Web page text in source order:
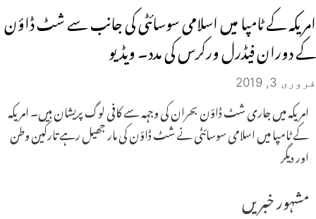
امریکہ کے ٹامپا میں اسلامی سوسائٹی کی جانب سے شٹ ڈاؤن
کے دوران فیڈرل ورکرس کی مدد۔ ویڈیو
فروری 3, 2019
امریکہ میں جاری شٹ ڈاؤن بحران کی وجہہ سے کافی لوگ پریشان ہیں۔ امریکہ
کے ٹامپا میں اسلامی سوسائٹی نے شٹ ڈاؤن کی مار جھیل رہے تارکین وطن
اور دیگر
مشہور خبریں